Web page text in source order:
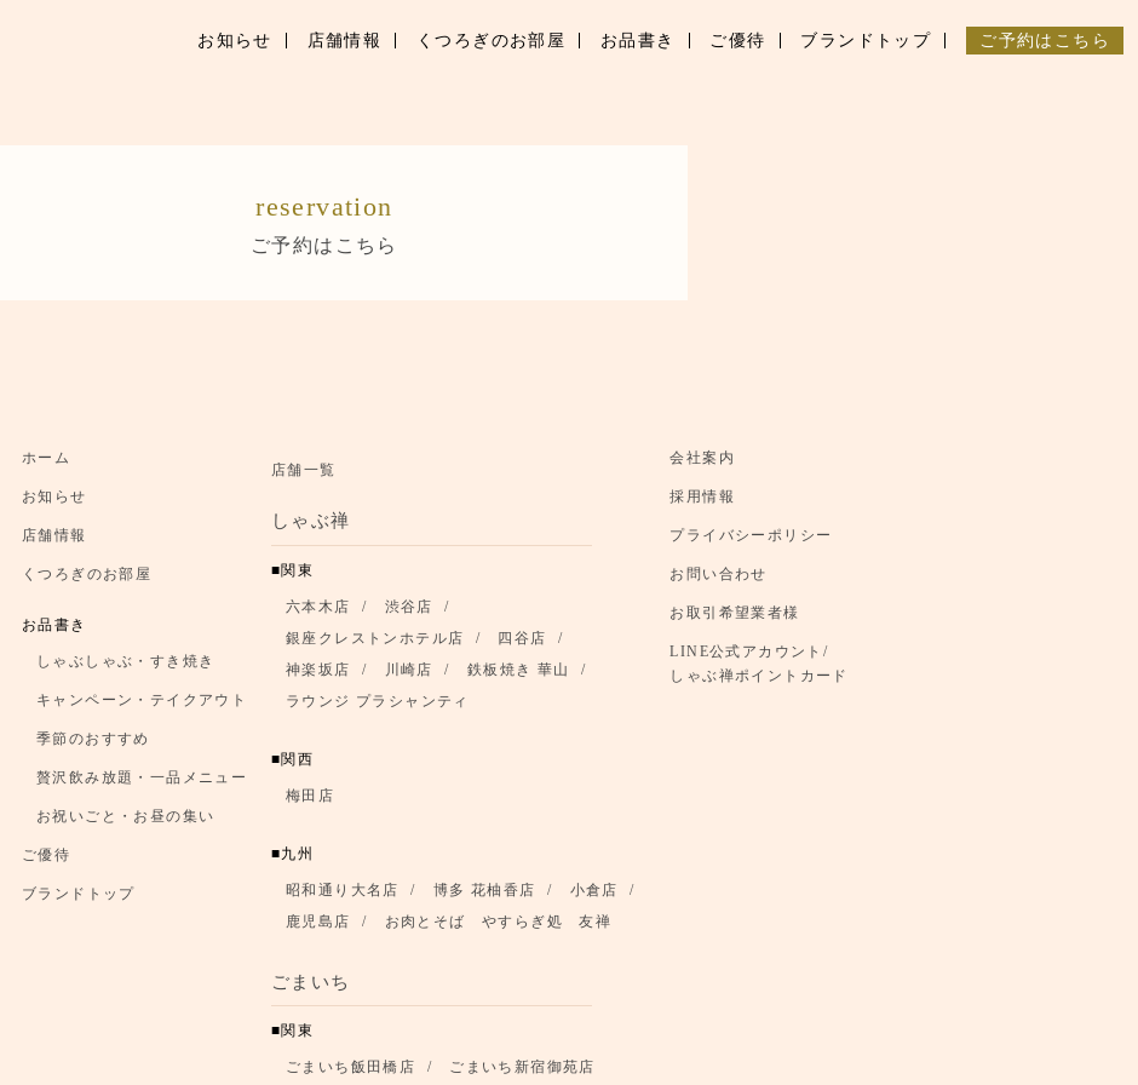
くつろぎのお部屋
ご予約はこちら
お知らせ 店舗情報 くつろぎのお部屋 お品書き ご優待 ブランドトップ ご予約はこちら
reservation
ご予約はこちら
ホーム
お知らせ
店舗情報
くつろぎのお部屋
お品書き
しゃぶしゃぶ・すき焼き
キャンペーン・テイクアウト
季節のおすすめ
贅沢飲み放題・一品メニュー
お祝いごと・お昼の集い
ご優待
ブランドトップ
店舗一覧
しゃぶ禅
関東
六本木店
渋谷店
銀座クレストンホテル店
四谷店
神楽坂店
川崎店
鉄板焼き 華山
ラウンジ プラシャンティ
関西
梅田店
九州
昭和通り大名店 博多 花柚香店
小倉店
鹿児島店
お肉とそば やすらぎ処 友禅
ごまいち
関東
ごまいち飯田橋店 ごまいち新宿御苑店
会社案内
採用情報
プライバシーポリシー
お問い合わせ
お取引希望業者様
LINE公式アカウント/
しゃぶ禅ポイントカード